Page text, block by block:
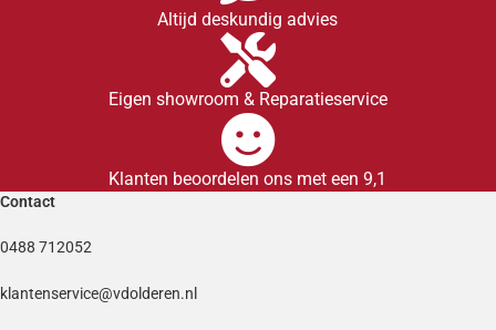
Altijd deskundig advies
Eigen showroom & Reparatieservice
Klanten beoordelen ons met een 9,1
Contact
0488 712052
klantenservice@vdolderen.nl